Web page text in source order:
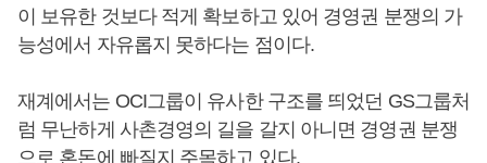
이 보유한 것보다 적게 확보하고 있어 경영권 분쟁의 가
능성에서 자유롭지 못하다는 점이다.
재계에서는 OCI그룹이 유사한 구조를 띄었던 GS그룹처
럼 무난하게 사촌경영의 길을 갈지 아니면 경영권 분쟁
으로 혼돈에 빠질지 주목하고 있다.